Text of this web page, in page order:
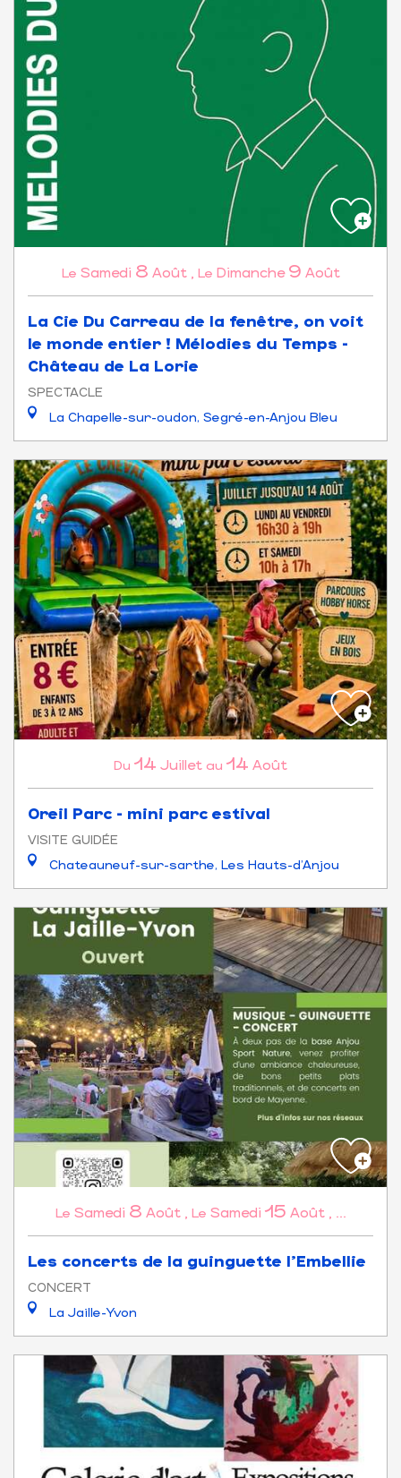
Le Samedi 8 Août, Le Dimanche 9 Août
La Cie Du Carreau de la fenêtre, on voit
le monde entier ! Mélodies du Temps -
Château de La Lorie
SPECTACLE
La Chapelle-sur-oudon, Segré-en-Anjou Bleu
Du 14 Juillet au 14 Août
Oreil Parc - mini parc estival
VISITE GUIDÉE
Chateauneuf-sur-sarthe, Les Hauts-d'Anjou
Le Samedi 8 Août, Le Samedi 15 Août, ...
Les concerts de la guinguette l'Embellie
CONCERT
La Jaille-Yvon